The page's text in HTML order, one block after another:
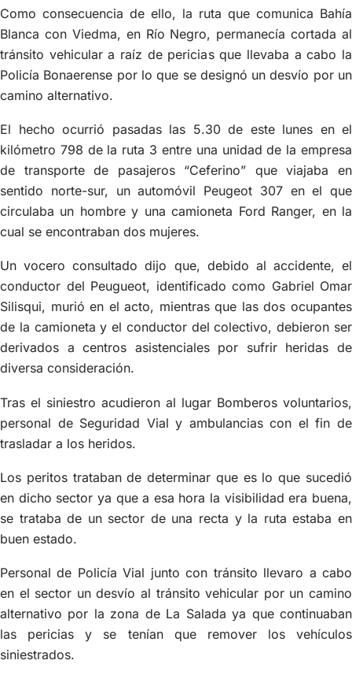
Como consecuencia de ello, la ruta que comunica Bahía
Blanca con Viedma, en Río Negro, permanecía cortada al
tránsito vehicular a raíz de pericias que llevaba a cabo la
Policía Bonaerense por lo que se designó un desvío por un
camino alternativo.
El hecho ocurrió pasadas las 5.30 de este lunes en el
kilómetro 798 de la ruta 3 entre una unidad de la empresa
de transporte de pasajeros “Ceferino” que viajaba en
sentido norte-sur, un automóvil Peugeot 307 en el que
circulaba un hombre y una camioneta Ford Ranger, en la
cual se encontraban dos mujeres.
Un vocero consultado dijo que, debido al accidente, el
conductor del Peugueot, identificado como Gabriel Omar
Silisqui, murió en el acto, mientras que las dos ocupantes
de la camioneta y el conductor del colectivo, debieron ser
derivados a centros asistenciales por sufrir heridas de
diversa consideración.
Tras el siniestro acudieron al lugar Bomberos voluntarios,
personal de Seguridad Vial y ambulancias con el fin de
trasladar a los heridos.
Los peritos trataban de determinar que es lo que sucedió
en dicho sector ya que a esa hora la visibilidad era buena,
se trataba de un sector de una recta y la ruta estaba en
buen estado.
Personal de Policía Vial junto con tránsito llevaro a cabo
en el sector un desvío al tránsito vehicular por un camino
alternativo por la zona de La Salada ya que continuaban
las pericias y se tenían que remover los vehículos
siniestrados.